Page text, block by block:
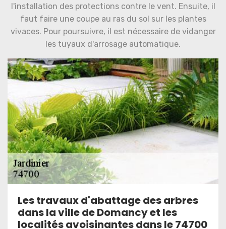
l'installation des protections contre le vent. Ensuite, il
faut faire une coupe au ras du sol sur les plantes
vivaces. Pour poursuivre, il est nécessaire de vidanger
les tuyaux d'arrosage automatique.
Les travaux d'abattage des arbres
dans la ville de Domancy et les
localités avoisinantes dans le 74700